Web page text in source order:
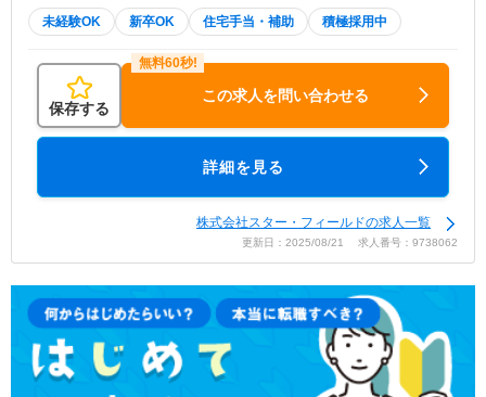
未経験OK 新卒OK 住宅手当・補助 積極採用中
保存する
この求人を問い合わせる
詳細を見る
株式会社スター・フィールドの求人一覧
更新日：2025/08/21 求人番号：9738062